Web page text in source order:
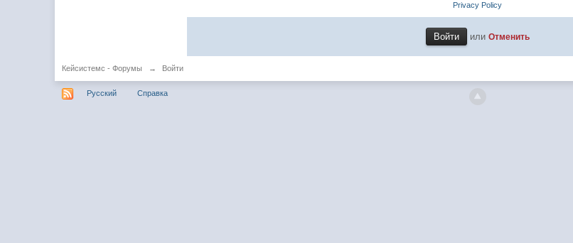
Privacy Policy
или Отменить
Кейсистемс - Форумы → Войти
Русский Справка